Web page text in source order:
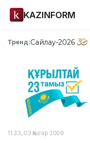
KAZINFORM
Тренд:Сайлау-2026
11:33, 03 Қаңтар 2009